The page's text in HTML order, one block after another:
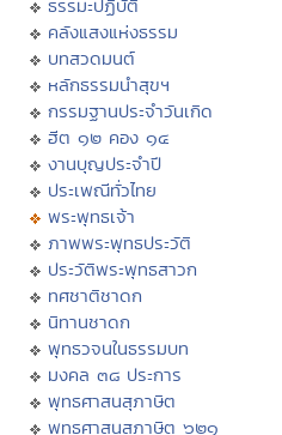
ธรรมะปฏิบัติ
คลังแสงแห่งธรรม
บทสวดมนต์
หลักธรรมนำสุขฯ
กรรมฐานประจำวันเกิด
ฮีต ๑๒ คอง ๑๔
งานบุญประจำปี
ประเพณีทั่วไทย
พระพุทธเจ้า
ภาพพระพุทธประวัติ
ประวัติพระพุทธสาวก
ทศชาติชาดก
นิทานชาดก
พุทธวจนในธรรมบท
มงคล ๓๘ ประการ
พุทธศาสนสุภาษิต
พุทธศาสนสุภาษิต ๖๒๑